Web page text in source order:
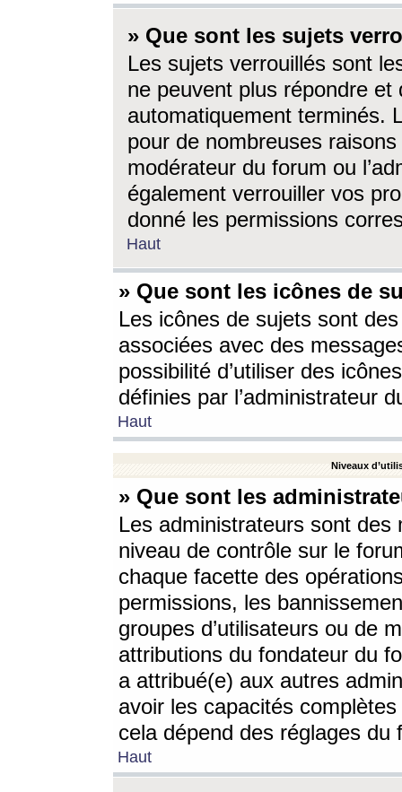
» Que sont les sujets
Les sujets verrouillés sont
ne peuvent plus répondre
automatiquement terminés.
pour de nombreuses
modérateur du forum ou
également verrouiller vos
donné les permissions
Haut
» Que sont les icônes de
Les icônes de sujets sont
associées avec des
possibilité d’utiliser des
définies par l’administrateur
Haut
Niveaux
» Que sont les
Les administrateurs sont
niveau de contrôle sur le
chaque facette des
permissions, les
groupes d’utilisateurs ou de
attributions du fondateur du
a attribué(e) aux autres
avoir les capacités
cela dépend des réglages du
Haut